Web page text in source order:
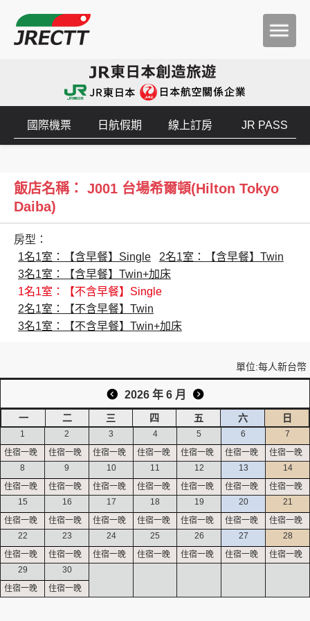
國際機票 日航假期 線上訂房 JR PASS
飯店名稱： J001 台場希爾頓(Hilton Tokyo
Daiba)
房型：
1名1室：【含早餐】Single
2名1室：【含早餐】Twin
3名1室：【含早餐】Twin+加床
1名1室：【不含早餐】Single
2名1室：【不含早餐】Twin
3名1室：【不含早餐】Twin+加床
單位:每人新台幣
2026 年 6 月
一 二 三 四 五 六 日
1 2 3 4 5 6 7
8 9 10 11 12 13 14
15 16 17 18 19 20 21
22 23 24 25 26 27 28
29 30